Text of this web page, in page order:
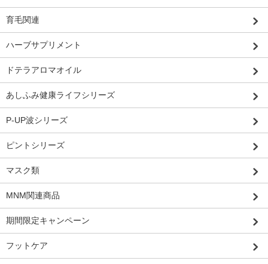
育毛関連
ハーブサプリメント
ドテラアロマオイル
あしふみ健康ライフシリーズ
P-UP波シリーズ
ピントシリーズ
マスク類
MNM関連商品
期間限定キャンペーン
フットケア